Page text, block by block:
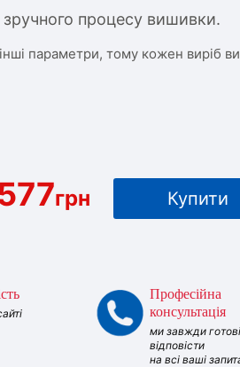
зручного процесу вишивки.
параметри, тому кожен виріб
грн Купити
Професійна
консультація
ми завжди готові
відповісти
на всі ваші